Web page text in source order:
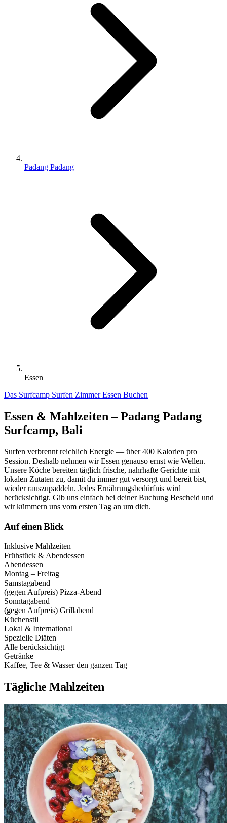
Padang Padang
Essen
Das Surfcamp Surfen ZimmerEssen Buchen
Essen & Mahlzeiten – Padang Padang
Surfcamp, Bali
Surfen verbrennt reichlich Energie — über 400 Kalorien pro
Session. Deshalb nehmen wir Essen genauso ernst wie Wellen.
Unsere Köche bereiten täglich frische, nahrhafte Gerichte mit
lokalen Zutaten zu, damit du immer gut versorgt und bereit bist,
wieder rauszupaddeln. Jedes Ernährungsbedürfnis wird
berücksichtigt. Gib uns einfach bei deiner Buchung Bescheid und
wir kümmern uns vom ersten Tag an um dich.
Auf einen Blick
Inklusive Mahlzeiten
Frühstück & Abendessen
Abendessen
Montag – Freitag
Samstagabend
(gegen Aufpreis) Pizza-Abend
Sonntagabend
(gegen Aufpreis) Grillabend
Küchenstil
Lokal & International
Spezielle Diäten
Alle berücksichtigt
Getränke
Kaffee, Tee & Wasser den ganzen Tag
Tägliche Mahlzeiten